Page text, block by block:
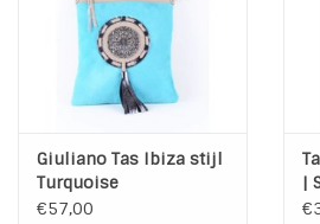
Giuliano Tas Ibiza stijl
Turquoise
€57,00
|